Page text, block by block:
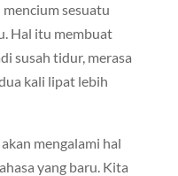
sesuatu
Hal itu membuat
susah tidur, merasa
kali lipat lebih
mengalami hal
yang baru. Kita